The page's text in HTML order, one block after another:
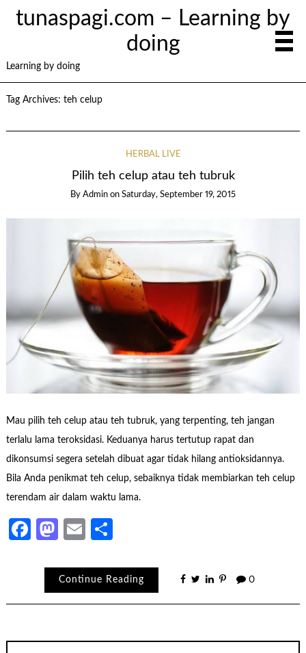
tunaspagi.com – Learning by
doing
Learning by doing
Tag Archives: teh celup
HERBAL LIVE
Pilih teh celup atau teh tubruk
By Admin on Saturday, September 19, 2015
Mau pilih teh celup atau teh tubruk, yang terpenting, teh jangan
terlalu lama teroksidasi. Keduanya harus tertutup rapat dan
dikonsumsi segera setelah dibuat agar tidak hilang antioksidannya.
Bila Anda penikmat teh celup, sebaiknya tidak membiarkan teh celup
terendam air dalam waktu lama.
Facebook
Mastodon
Email
Continue Reading 0